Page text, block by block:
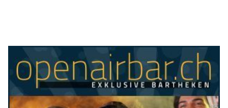
KEG GmbH – Ihr Partner für Wärmepumpen, Solar und Heizsysteme
KEG GmbH – Ihr Partner für Wärmepumpen, Solar und Heizsysteme